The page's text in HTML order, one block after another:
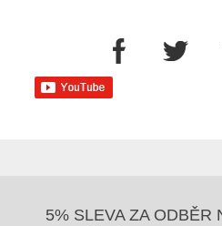
5% SLEVA ZA ODBĚR